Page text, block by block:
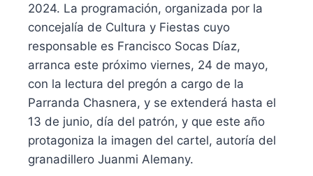
2024. La programación, organizada por la
concejalía de Cultura y Fiestas cuyo
responsable es Francisco Socas Díaz,
arranca este próximo viernes, 24 de mayo,
con la lectura del pregón a cargo de la
Parranda Chasnera, y se extenderá hasta el
13 de junio, día del patrón, y que este año
protagoniza la imagen del cartel, autoría del
granadillero Juanmi Alemany.